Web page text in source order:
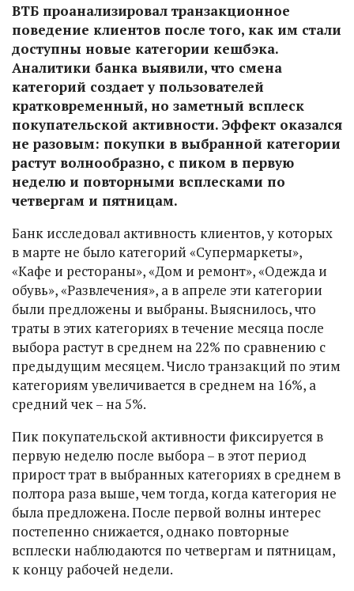
ВТБ проанализировал транзакционное
поведение клиентов после того, как им стали
доступны новые категории кешбэка.
Аналитики банка выявили, что смена
категорий создает у пользователей
кратковременный, но заметный всплеск
покупательской активности. Эффект оказался
не разовым: покупки в выбранной категории
растут волнообразно, с пиком в первую
неделю и повторными всплесками по
четвергам и пятницам.
Банк исследовал активность клиентов, у которых
в марте не было категорий «Супермаркеты»,
«Кафе и рестораны», «Дом и ремонт», «Одежда и
обувь», «Развлечения», а в апреле эти категории
были предложены и выбраны. Выяснилось, что
траты в этих категориях в течение месяца после
выбора растут в среднем на 22% по сравнению с
предыдущим месяцем. Число транзакций по этим
категориям увеличивается в среднем на 16%, а
средний чек – на 5%.
Пик покупательской активности фиксируется в
первую неделю после выбора – в этот период
прирост трат в выбранных категориях в среднем в
полтора раза выше, чем тогда, когда категория не
была предложена. После первой волны интерес
постепенно снижается, однако повторные
всплески наблюдаются по четвергам и пятницам,
к концу рабочей недели.